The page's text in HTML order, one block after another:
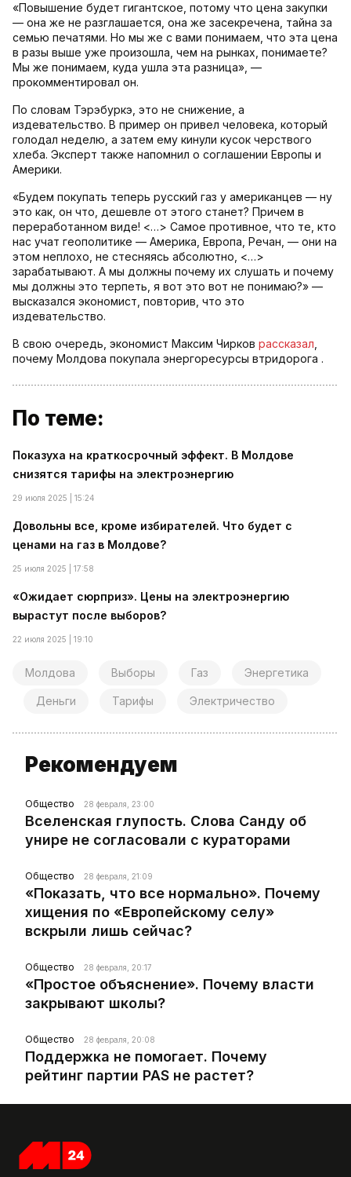
«Повышение будет гигантское, потому что цена закупки
— она же не разглашается, она же засекречена, тайна за
семью печатями. Но мы же с вами понимаем, что эта цена
в разы выше уже произошла, чем на рынках, понимаете?
Мы же понимаем, куда ушла эта разница», —
прокомментировал он.
По словам Тэрэбуркэ, это не снижение, а
издевательство. В пример он привел человека, который
голодал неделю, а затем ему кинули кусок черствого
хлеба. Эксперт также напомнил о соглашении Европы и
Америки.
«Будем покупать теперь русский газ у американцев — ну
это как, он что, дешевле от этого станет? Причем в
переработанном виде! <…> Самое противное, что те, кто
нас учат геополитике — Америка, Европа, Речан, — они на
этом неплохо, не стесняясь абсолютно, <…>
зарабатывают. А мы должны почему их слушать и почему
мы должны это терпеть, я вот это вот не понимаю?» —
высказался экономист, повторив, что это
издевательство.
В свою очередь, экономист Максим Чирков рассказал
почему Молдова покупала энергоресурсы втридорога .
По теме:
Показуха на краткосрочный эффект. В Молдове
снизятся тарифы на электроэнергию
29 июля 2025 | 15:24
Довольны все, кроме избирателей. Что будет с
ценами на газ в Молдове?
25 июля 2025 | 17:58
«Ожидает сюрприз». Цены на электроэнергию
вырастут после выборов?
22 июля 2025 | 19:10
Молдова Выборы Газ Энергетика
Деньги Тарифы Электричество
Рекомендуем
Общество 28 февраля, 23:00
Вселенская глупость. Слова Санду об
унире не согласовали с кураторами
Общество 28 февраля, 21:09
«Показать, что все нормально». Почему
хищения по «Европейскому селу»
вскрыли лишь сейчас?
Общество 28 февраля, 20:17
«Простое объяснение». Почему власти
закрывают школы?
Общество 28 февраля, 20:08
Поддержка не помогает. Почему
рейтинг партии PAS не растет?